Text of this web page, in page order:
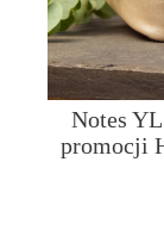
Notes
promocji